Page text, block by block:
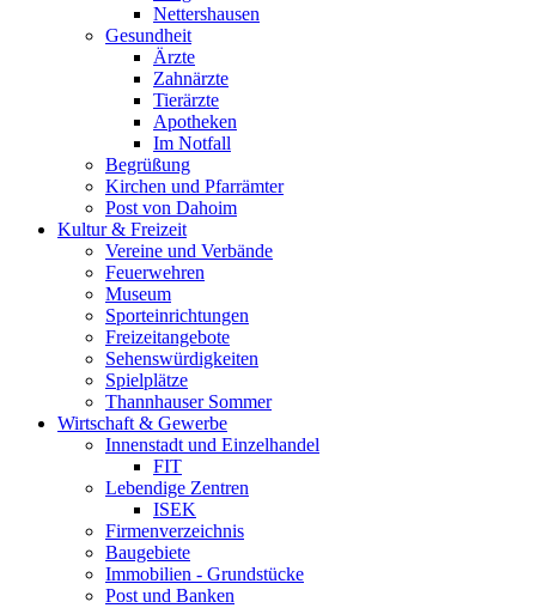
Nettershausen
Gesundheit
Ärzte
Zahnärzte
Tierärzte
Apotheken
Im Notfall
Begrüßung
Kirchen und Pfarrämter
Post von Dahoim
Kultur & Freizeit
Vereine und Verbände
Feuerwehren
Museum
Sporteinrichtungen
Freizeitangebote
Sehenswürdigkeiten
Spielplätze
Thannhauser Sommer
Wirtschaft & Gewerbe
Innenstadt und Einzelhandel
FIT
Lebendige Zentren
ISEK
Firmenverzeichnis
Baugebiete
Immobilien - Grundstücke
Post und Banken